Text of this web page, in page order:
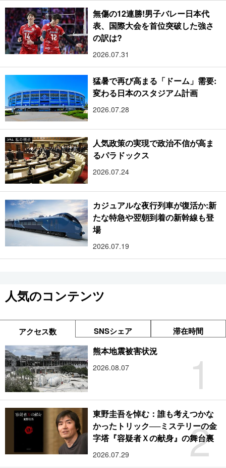
無傷の12連勝!男子バレー日本代
表、国際大会を首位突破した強さ
の訳は?
2026.07.31
猛暑で再び高まる「ドーム」需要:
変わる日本のスタジアム計画
2026.07.28
人気政策の実現で政治不信が高ま
るパラドックス
2026.07.24
カジュアルな夜行列車が復活か:新
たな特急や翌朝到着の新幹線も登
場
2026.07.19
人気のコンテンツ
アクセス数 SNSシェア 滞在時間
1
熊本地震被害状況
2026.08.07
2
東野圭吾を悼む：誰も考えつかな
かったトリック──ミステリーの金
字塔『容疑者Ｘの献身』の舞台裏
2026.07.29